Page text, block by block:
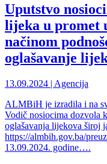
Uputstvo
lijeka u promet
načinom
oglašavanje
13.09.2024 | Agencija
ALMBiH je izradila i na
Vodič nosiocima dozvola
oglašavanja lijekova široj
https://almbih.gov.ba/
13.09.2024. godine….